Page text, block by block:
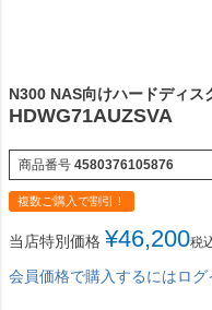
N300 NAS向けハードディス
HDWG71AUZSVA
商品番号 4580376105876
複数ご購入で割引！
当店特別価格 ¥46,200税
会員価格で購入するにはログ